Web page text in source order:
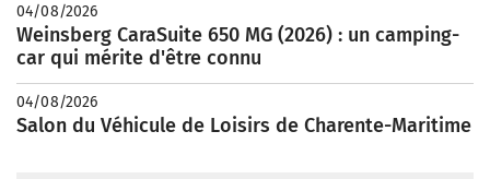
04/08/2026
Weinsberg CaraSuite 650 MG (2026) : un camping-
car qui mérite d'être connu
04/08/2026
Salon du Véhicule de Loisirs de Charente-Maritime